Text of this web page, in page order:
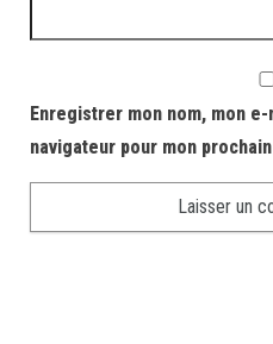
Enregistrer mon nom, mon
navigateur pour mon